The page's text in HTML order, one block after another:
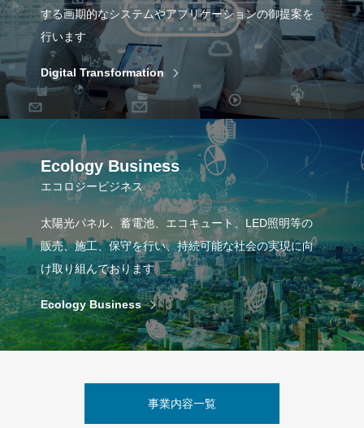
する画期的なシステムやアプリケーションの御提案を
行います
Digital Transformation
Ecology Business
エコロジービジネス
太陽光パネル、蓄電池、エコキュート、LED照明等の
販売、施工、保守を行い、持続可能な社会の実現に向
け取り組んでおります
Ecology Business
事業内容一覧